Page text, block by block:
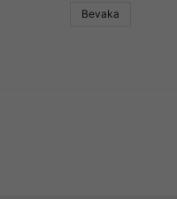
Bevaka